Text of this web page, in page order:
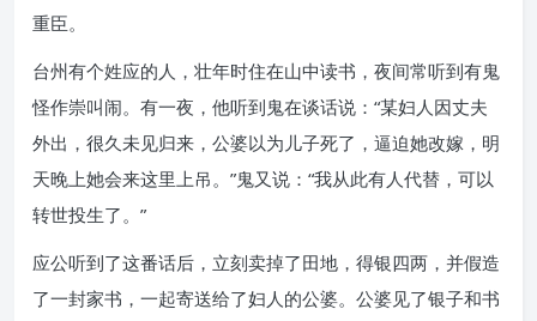
重臣。
台州有个姓应的人，壮年时住在山中读书，夜间常听到有鬼
怪作崇叫闹。有一夜，他听到鬼在谈话说：“某妇人因丈夫
外出，很久未见归来，公婆以为儿子死了，逼迫她改嫁，明
天晚上她会来这里上吊。”鬼又说：“我从此有人代替，可以
转世投生了。”
应公听到了这番话后，立刻卖掉了田地，得银四两，并假造
了一封家书，一起寄送给了妇人的公婆。公婆见了银子和书